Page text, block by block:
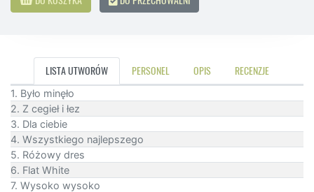
LISTA UTWORÓW PERSONEL OPIS RECENZJE
1. Było minęło
2. Z cegieł i łez
3. Dla ciebie
4. Wszystkiego najlepszego
5. Różowy dres
6. Flat White
7. Wysoko wysoko